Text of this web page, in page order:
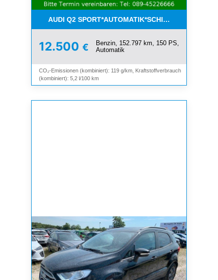
AUDI Q2 SPORT*AUTOMATIK*SCHIEBEDACH*8-
12.500 €
Benzin, 152.797 km, 150 PS,
Automatik
CO₂-Emissionen (kombiniert): 119 g/km, Kraftstoffverbrauch
(kombiniert): 5,2 l/100 km